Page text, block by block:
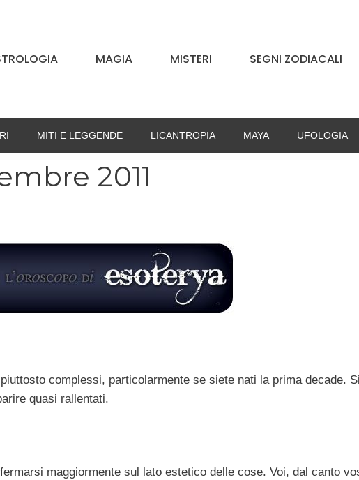
MAGIA MISTERI SEGNI ZODIACALI
MITI E LEGGENDE LICANTROPIA MAYA UFOLOGIA
2011
complessi, particolarmente se siete nati la prima decade.
quasi rallentati.
maggiormente sul lato estetico delle cose. Voi, dal canto